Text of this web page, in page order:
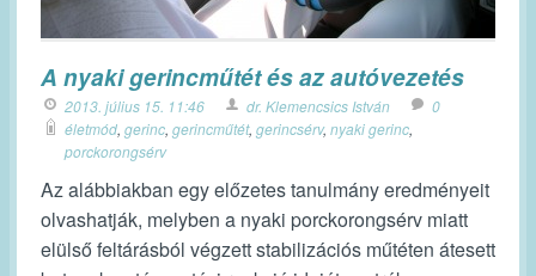
A nyaki gerincműtét és az autóvezetés
2013. július 15. 11:46 dr. Klemencsics István
0
életmód, gerinc, gerincműtét, gerincsérv, nyaki gerinc,
porckorongsérv
Az alábbiakban egy előzetes tanulmány eredményeit
olvashatják, melyben a nyaki porckorongsérv miatt
elülső feltárásból végzett stabilizációs műtéten átesett